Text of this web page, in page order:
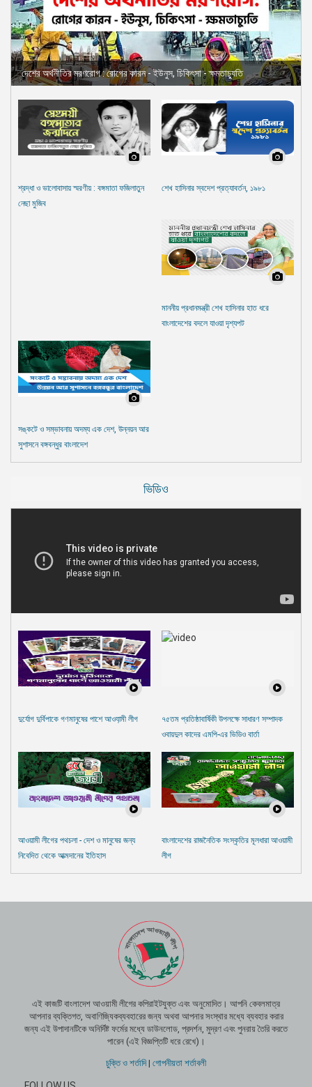
সংগঠন
নির্বাচনী
ইশতেহার
দেশের অর্থনীতির মরণরোগ : রোগের কারন - ইউনুস, চিকিৎসা - ক্ষমতাচ্যুতি
শ্রদ্ধা ও ভালোবাসায় স্মরণীয় : বঙ্গমাতা ফজিলাতুন
নেছা মুজিব
শেখ হাসিনার স্বদেশ প্রত্যাবর্তন, ১৯৮১
মাননীয় প্রধানমন্ত্রী শেখ হাসিনার হাত ধরে
বাংলাদেশের বদলে যাওয়া দৃশ্যপট
সঙ্কটে ও সম্ভাবনায় অদম্য এক দেশ, উন্নয়ন আর
সুশাসনে বঙ্গবন্ধুর বাংলাদেশ
ভিডিও
দুর্যোগ দুর্বিপাকে গণমানুষের পাশে আওযা়মী লীগ
৭৫তম প্রতিষ্ঠাবার্ষিকী উপলক্ষে সাধারণ সম্পাদক
ওবায়দুল কাদের এমপি-এর ভিডিও বার্তা
আওয়ামী লীগের পথচলা - দেশ ও মানুষের জন্য
নিবেদিত থেকে আত্মদানের ইতিহাস
বাংলাদেশের রাজনৈতিক সংস্কৃতির মূলধারা আওয়ামী
লীগ
এই কাজটি বাংলাদেশ আওয়ামী লীগের কপিরাইটযুক্ত এবং অনুমোদিত। আপনি কেবলমাত্র
আপনার ব্যক্তিগত, অবাণিজ্যিকব্যবহারের জন্য অথবা আপনার সংস্থার মধ্যে ব্যবহার করার
জন্য এই উপাদানটিকে অনির্দিষ্ট ফর্মের মধ্যে ডাউনলোড, প্রদর্শন, মুদ্রণ এবং পুনরায় তৈরি করতে
পারেন (এই বিজ্ঞপ্তিটি ধরে রেখে)।
চুক্তি ও শর্তাদি| গোপনীয়তা শর্তাবলী